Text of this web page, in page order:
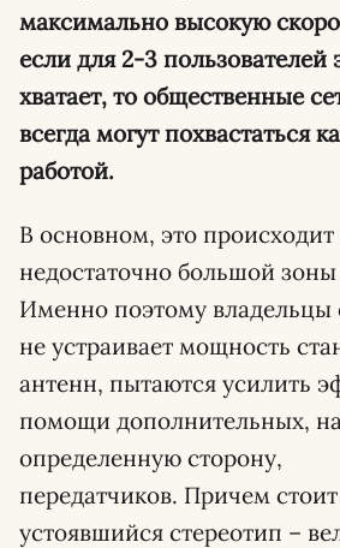
максимально высокую
если для 2-3
хватает, то общественные
всегда могут похвастаться
работой.
В основном, это происходит
недостаточно большой
Именно поэтому владельцы
не устраивает мощность
антенн, пытаются усилить
помощи дополнительных,
определенную сторону,
передатчиков. Причем стоит
устоявшийся стереотип –